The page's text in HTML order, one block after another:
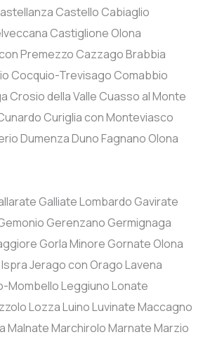
Castello Cabiaglio
Castiglione Olona
Premezzo Cazzago Brabbia
Cocquio-Trevisago Comabbio
Crosio della Valle Cuasso al Monte
Curiglia con Monteviasco
DumenzaDunoFagnano Olona
Galliate Lombardo Gavirate
Gerenzano Germignaga
Gorla Minore Gornate Olona
IspraJerago con OragoLavena
MombelloLeggiunoLonate
LozzaLuinoLuvinateMaccagno
MalnateMarchiroloMarnateMarzio